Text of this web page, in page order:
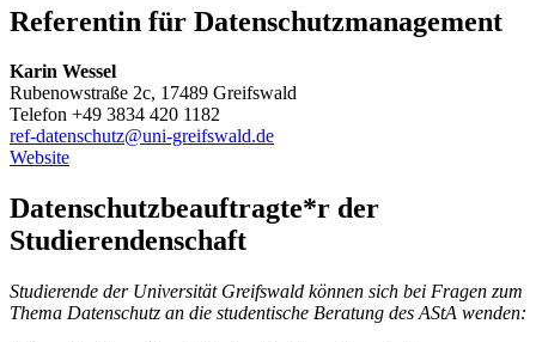
Referentin für Datenschutzmanagement
Karin Wessel
Rubenowstraße 2c, 17489 Greifswald
Telefon +49 3834 420 1182
ref-datenschutz@uni-greifswald.de
Website
Datenschutzbeauftragte*r der
Studierendenschaft
Studierende der Universität Greifswald können sich bei Fragen zum
Thema Datenschutz an die studentische Beratung des AStA wenden: